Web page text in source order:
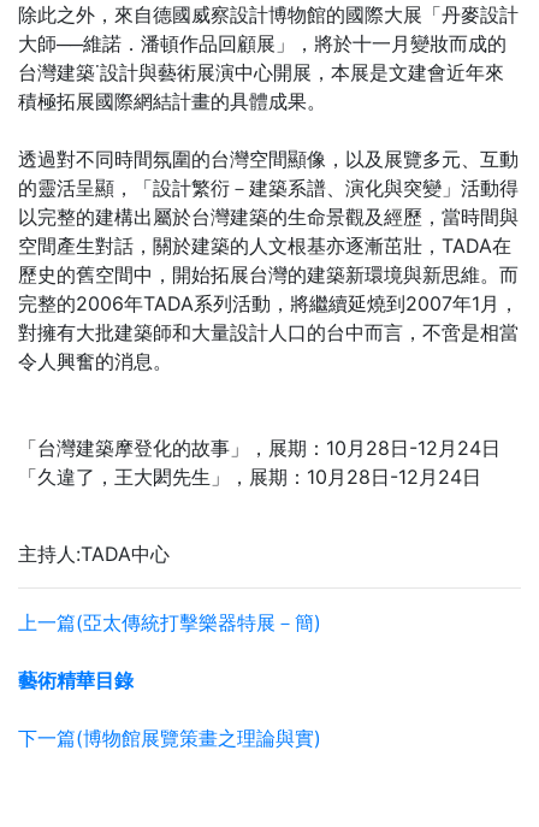
除此之外，來自德國威察設計博物館的國際大展「丹麥設計
大師──維諾．潘頓作品回顧展」，將於十一月變妝而成的
台灣建築˙設計與藝術展演中心開展，本展是文建會近年來
積極拓展國際網結計畫的具體成果。
透過對不同時間氛圍的台灣空間顯像，以及展覽多元、互動
的靈活呈顯，「設計繁衍－建築系譜、演化與突變」活動得
以完整的建構出屬於台灣建築的生命景觀及經歷，當時間與
空間產生對話，關於建築的人文根基亦逐漸茁壯，TADA在
歷史的舊空間中，開始拓展台灣的建築新環境與新思維。而
完整的2006年TADA系列活動，將繼續延燒到2007年1月，
對擁有大批建築師和大量設計人口的台中而言，不啻是相當
令人興奮的消息。
「台灣建築摩登化的故事」，展期：10月28日-12月24日
「久違了，王大閎先生」，展期：10月28日-12月24日
主持人:TADA中心
上一篇(亞太傳統打擊樂器特展－簡)
藝術精華目錄
下一篇(博物館展覽策畫之理論與實)